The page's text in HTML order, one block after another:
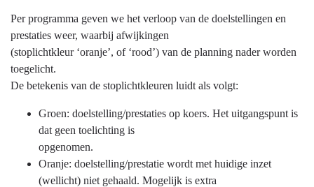
Per programma geven we het verloop van de doelstellingen en
prestaties weer, waarbij afwijkingen
(stoplichtkleur ‘oranje’, of ‘rood’) van de planning nader worden
toegelicht.
De betekenis van de stoplichtkleuren luidt als volgt:
Groen: doelstelling/prestaties op koers. Het uitgangspunt is
dat geen toelichting is
opgenomen.
Oranje: doelstelling/prestatie wordt met huidige inzet
(wellicht) niet gehaald. Mogelijk is extra